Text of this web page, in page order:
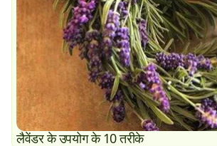
लैवेंडर के उपयोग के 10 तरीके